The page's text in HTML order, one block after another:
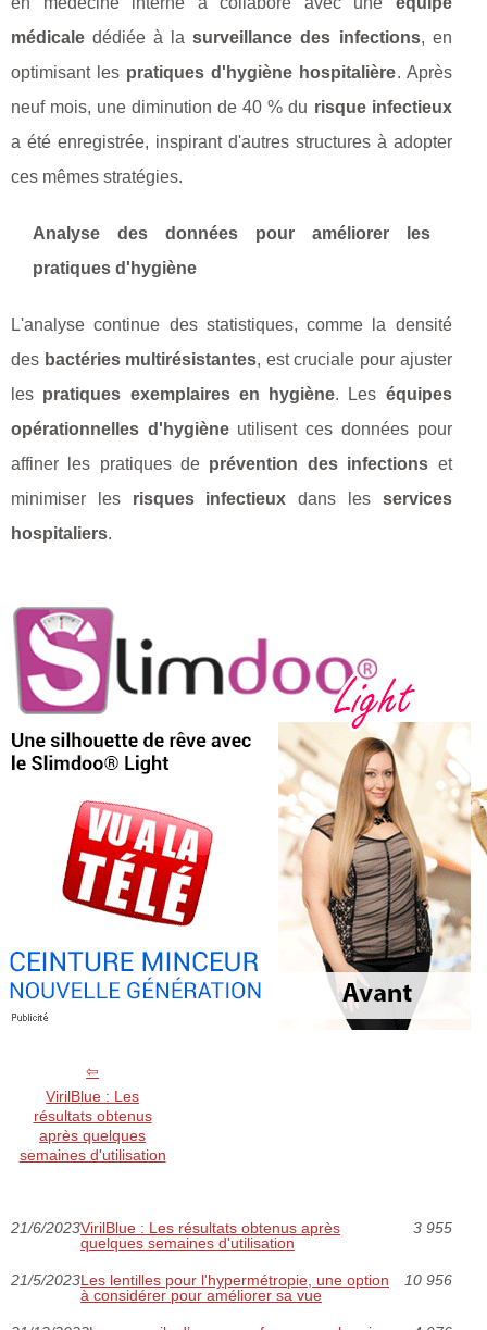
médicale dédiée à lasurveillance des infections, en
optimisant les pratiques d'hygiène hospitalière. Après
neuf mois, une diminution de 40 % du risque infectieux
a été enregistrée, inspirant d'autres structures à adopter
ces mêmes stratégies.
Analyse des données pour améliorer les
pratiques d'hygiène
L'analyse continue des statistiques, comme la densité
des bactéries multirésistantes, est cruciale pour ajuster
les pratiques exemplaires en hygiène. Les équipes
opérationnelles d'hygièneutilisent ces données pour
affiner les pratiques de prévention des infections et
minimiser les risques infectieux dans les services
hospitaliers.
VirilBlue : Les
résultats obtenus
après quelques
semaines d'utilisation
21/6/2023VirilBlue : Les résultats obtenus après
quelques semaines d'utilisation
3 955
21/5/2023Les lentilles pour l'hypermétropie, une option
à considérer pour améliorer sa vue
10 956